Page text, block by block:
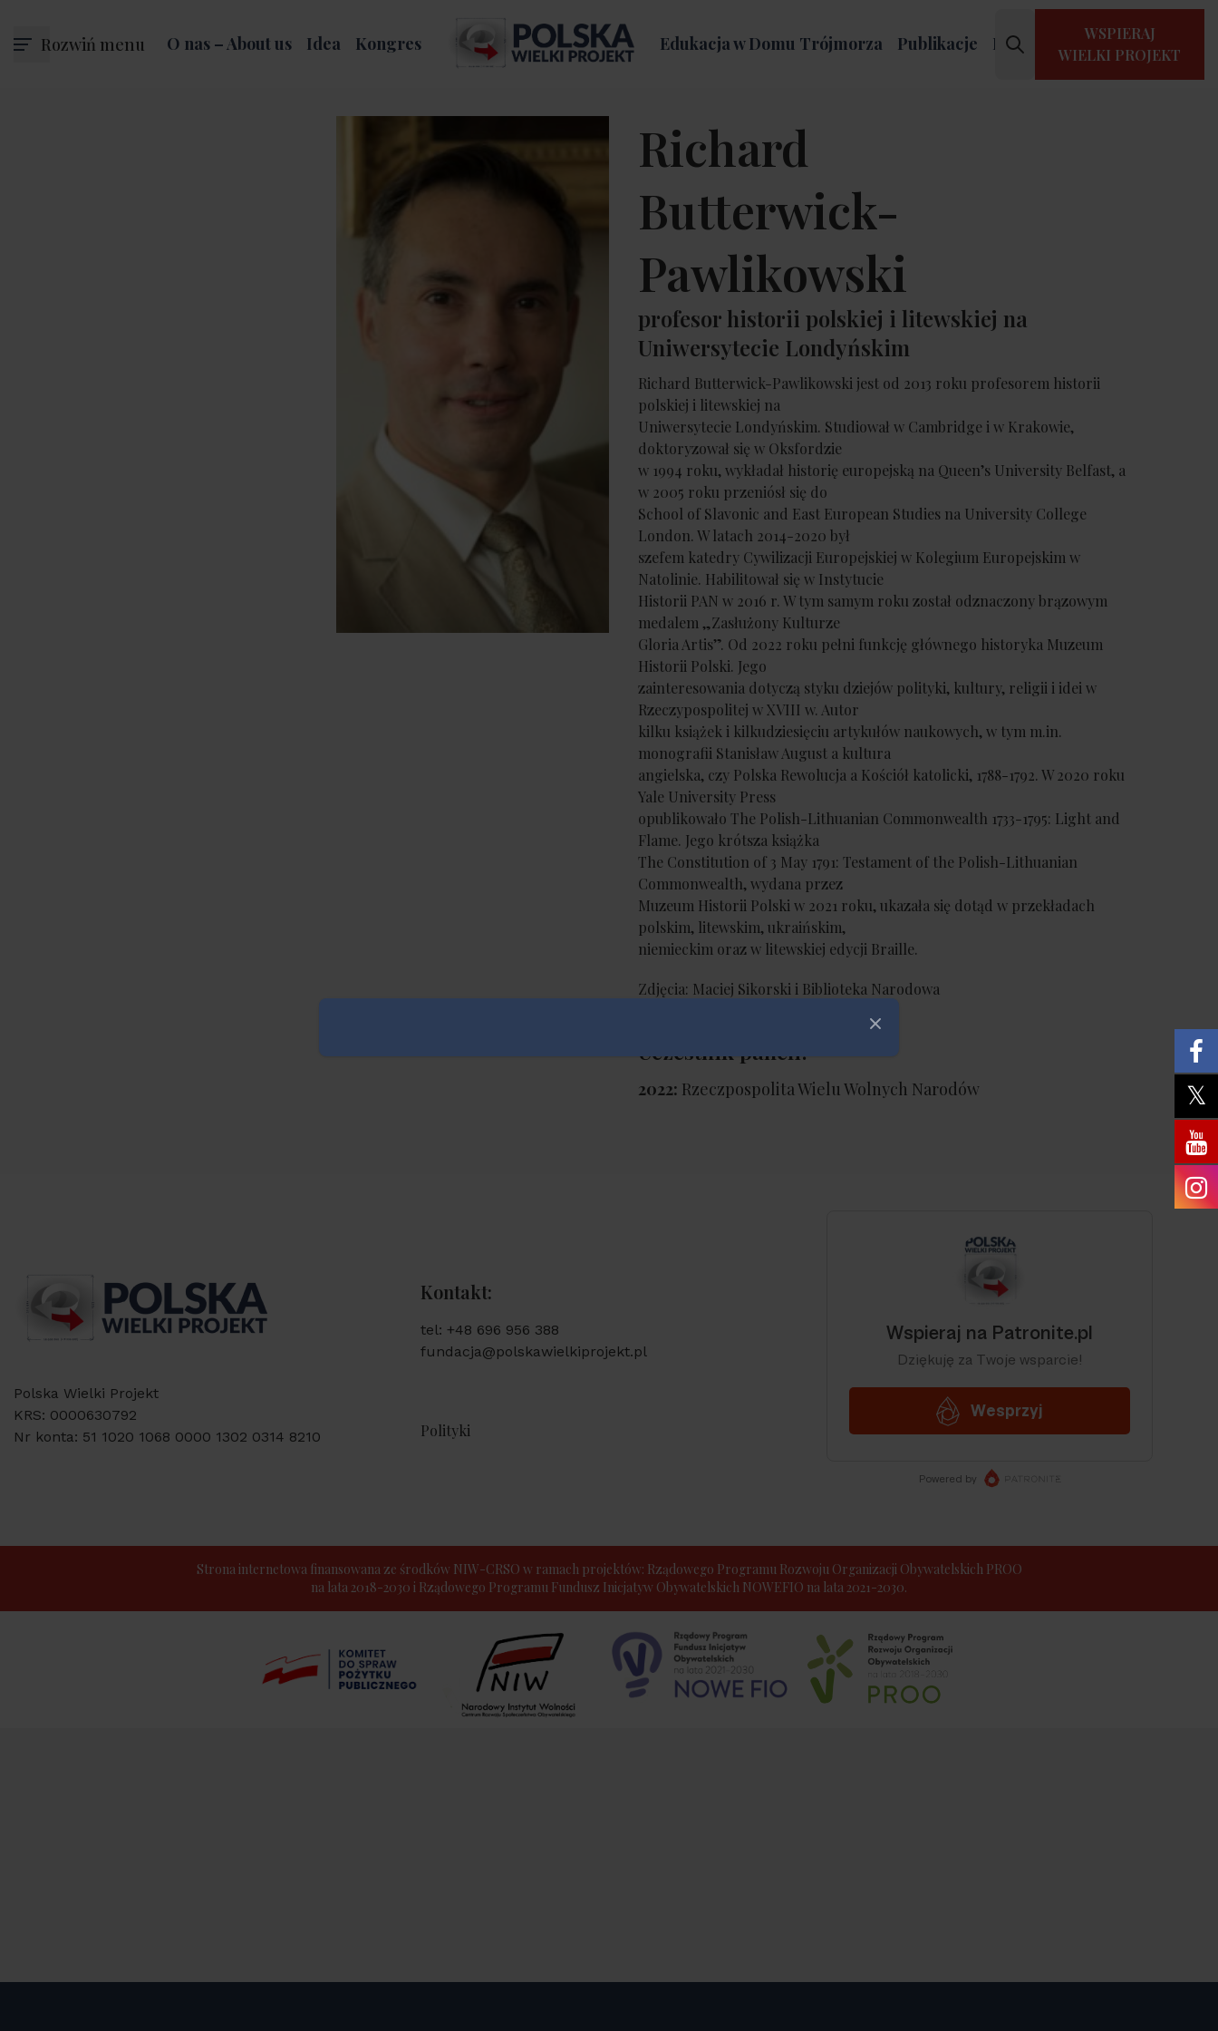
Rozwiń menu O nas – About us Idea Kongres Edukacja w Domu Trójmorza Publikacje Kontakt
WSPIERAJ
WIELKI PROJEKT
Richard
Butterwick-
Pawlikowski
profesor historii polskiej i litewskiej na
Uniwersytecie Londyńskim
Richard Butterwick-Pawlikowski jest od 2013 roku profesorem historii
polskiej i litewskiej na
Uniwersytecie Londyńskim. Studiował w Cambridge i w Krakowie,
doktoryzował się w Oksfordzie
w 1994 roku, wykładał historię europejską na Queen’s University Belfast, a
w 2005 roku przeniósł się do
School of Slavonic and East European Studies na University College
London. W latach 2014-2020 był
szefem katedry Cywilizacji Europejskiej w Kolegium Europejskim w
Natolinie. Habilitował się w Instytucie
Historii PAN w 2016 r. W tym samym roku został odznaczony brązowym
medalem „Zasłużony Kulturze
Gloria Artis”. Od 2022 roku pełni funkcję głównego historyka Muzeum
Historii Polski. Jego
zainteresowania dotyczą styku dziejów polityki, kultury, religii i idei w
Rzeczypospolitej w XVIII w. Autor
kilku książek i kilkudziesięciu artykułów naukowych, w tym m.in.
monografii Stanisław August a kultura
angielska, czy Polska Rewolucja a Kościół katolicki, 1788-1792. W 2020 roku
Yale University Press
opublikowało The Polish-Lithuanian Commonwealth 1733-1795: Light and
Flame. Jego krótsza książka
The Constitution of 3 May 1791: Testament of the Polish-Lithuanian
Commonwealth, wydana przez
Muzeum Historii Polski w 2021 roku, ukazała się dotąd w przekładach
polskim, litewskim, ukraińskim,
niemieckim oraz w litewskiej edycji Braille.
Zdjęcia: Maciej Sikorski i Biblioteka Narodowa
Uczestnik paneli:
2022: Rzeczpospolita Wielu Wolnych Narodów
Polska Wielki Projekt
KRS: 0000630792
Nr konta: 51 1020 1068 0000 1302 0314 8210
Kontakt:
tel: +48 696 956 388
fundacja@polskawielkiprojekt.pl
Polityki
Strona internetowa finansowana ze środków NIW-CRSO w ramach projektów: Rządowego Programu Rozwoju Organizacji Obywatelskich PROO
na lata 2018-2030 i Rządowego Programu Fundusz Inicjatyw Obywatelskich NOWEFIO na lata 2021-2030.
Zamknij